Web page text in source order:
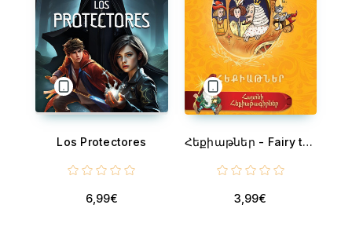
Los Protectores
6,99€
Հեքիաթներ - Fairy tales
3,99€